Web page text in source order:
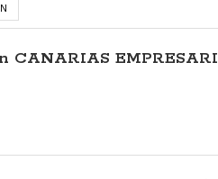
CANARIAS